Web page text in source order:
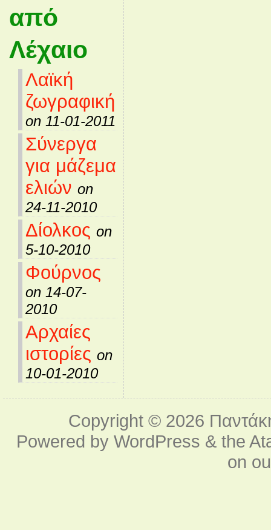
από
Λέχαιο
Λαϊκή
ζωγραφική
on 11-01-2011
Σύνεργα
για μάζεμα
ελιών on
24-11-2010
Δίολκος on
5-10-2010
Φούρνος
on 14-07-
2010
Αρχαίες
ιστορίες on
10-01-2010
Copyright © 2026
Powered byWordPress & the
on